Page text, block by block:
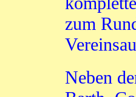
zum
Neben